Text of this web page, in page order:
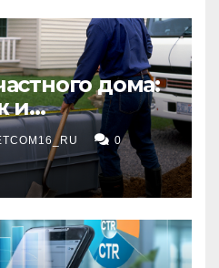
дома:
и
автономной
0